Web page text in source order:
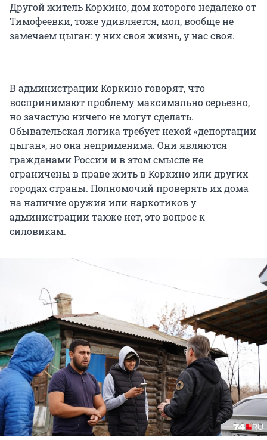
Другой житель Коркино, дом которого недалеко от
Тимофеевки, тоже удивляется, мол, вообще не
замечаем цыган: у них своя жизнь, у нас своя.
В администрации Коркино говорят, что
воспринимают проблему максимально серьезно,
но зачастую ничего не могут сделать.
Обывательская логика требует некой «депортации
цыган», но она неприменима. Они являются
гражданами России и в этом смысле не
ограничены в праве жить в Коркино или других
городах страны. Полномочий проверять их дома
на наличие оружия или наркотиков у
администрации также нет, это вопрос к
силовикам.